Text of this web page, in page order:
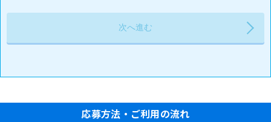
応募方法・ご利用の流れ